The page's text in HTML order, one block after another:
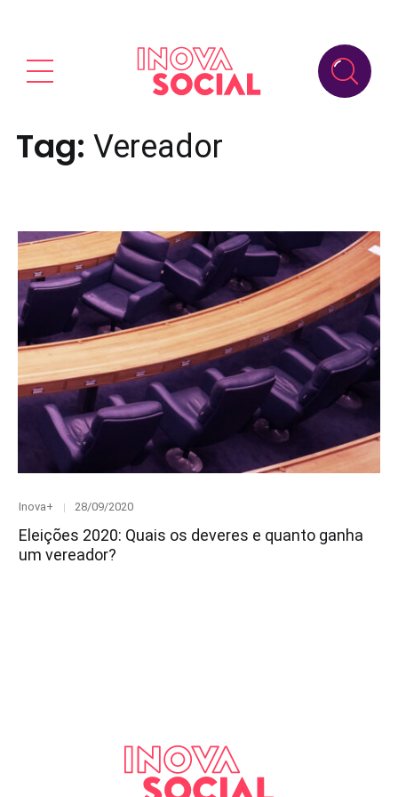
Tag: Vereador
Category
Inova+
Posted
28/09/2020
Eleições 2020: Quais os deveres e quanto ganha
um vereador?